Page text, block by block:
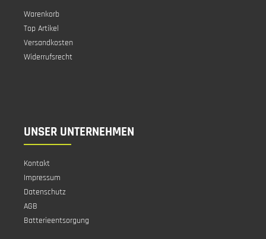
Warenkorb
Top Artikel
Versandkosten
Widerrufsrecht
UNSER UNTERNEHMEN
Kontakt
Impressum
Datenschutz
AGB
Batterieentsorgung